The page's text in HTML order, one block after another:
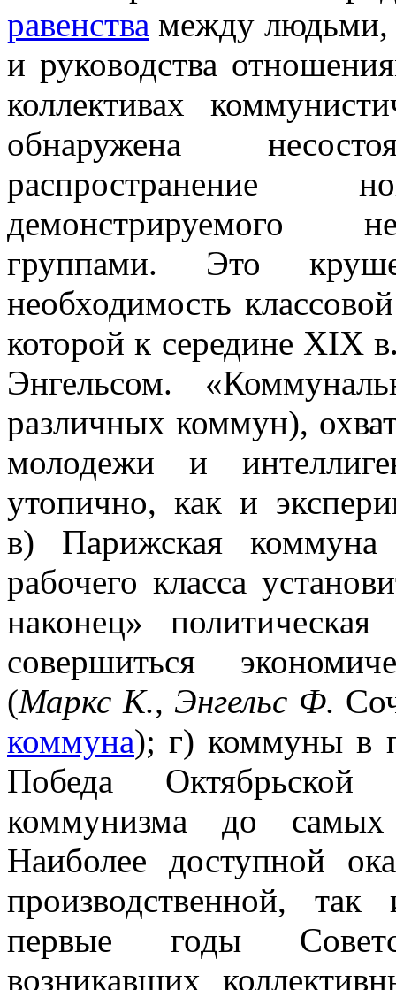
равенства между людьми,
и руководства
коллективах
обнаружена
демонстрируемого
группами. Это
необходимость
которой к середине XIX
Энгельсом.
различных коммун),
молодежи и
утопично, как и
в) Парижская
рабочего класса
наконец»
совершиться
(Маркс К., Энгельс Ф.
коммуна); г) коммуны в
Победа
коммунизма до
Наиболее доступной
производственной,
первые годы
возникавших